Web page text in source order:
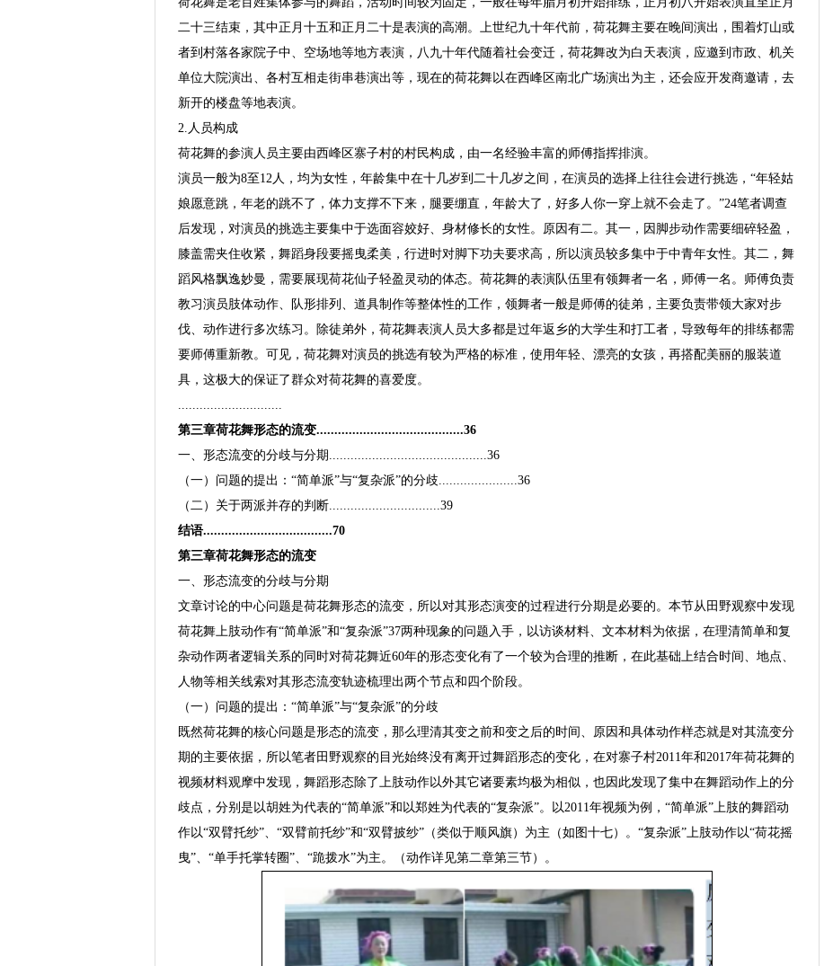
二十三结束，其中正月十五和正月二十是表演的高潮。上世纪九十年代前，荷花舞主要在晚间演出，围着灯山或
者到村落各家院子中、空场地等地方表演，八九十年代随着社会变迁，荷花舞改为白天表演，应邀到市政、机关
单位大院演出、各村互相走街串巷演出等，现在的荷花舞以在西峰区南北广场演出为主，还会应开发商邀请，去
新开的楼盘等地表演。
2.人员构成
荷花舞的参演人员主要由西峰区寨子村的村民构成，由一名经验丰富的师傅指挥排演。
演员一般为8至12人，均为女性，年龄集中在十几岁到二十几岁之间，在演员的选择上往往会进行挑选，“年轻姑
娘愿意跳，年老的跳不了，体力支撑不下来，腿要绷直，年龄大了，好多人你一穿上就不会走了。”24笔者调查
后发现，对演员的挑选主要集中于选面容姣好、身材修长的女性。原因有二。其一，因脚步动作需要细碎轻盈，
膝盖需夹住收紧，舞蹈身段要摇曳柔美，行进时对脚下功夫要求高，所以演员较多集中于中青年女性。其二，舞
蹈风格飘逸妙曼，需要展现荷花仙子轻盈灵动的体态。荷花舞的表演队伍里有领舞者一名，师傅一名。师傅负责
教习演员肢体动作、队形排列、道具制作等整体性的工作，领舞者一般是师傅的徒弟，主要负责带领大家对步
伐、动作进行多次练习。除徒弟外，荷花舞表演人员大多都是过年返乡的大学生和打工者，导致每年的排练都需
要师傅重新教。可见，荷花舞对演员的挑选有较为严格的标准，使用年轻、漂亮的女孩，再搭配美丽的服装道
具，这极大的保证了群众对荷花舞的喜爱度。
.............................
第三章荷花舞形态的流变.........................................36
一、形态流变的分歧与分期............................................36
（一）问题的提出：“简单派”与“复杂派”的分歧......................36
（二）关于两派并存的判断...............................39
结语....................................70
第三章荷花舞形态的流变
一、形态流变的分歧与分期
文章讨论的中心问题是荷花舞形态的流变，所以对其形态演变的过程进行分期是必要的。本节从田野观察中发现
荷花舞上肢动作有“简单派”和“复杂派”37两种现象的问题入手，以访谈材料、文本材料为依据，在理清简单和复
杂动作两者逻辑关系的同时对荷花舞近60年的形态变化有了一个较为合理的推断，在此基础上结合时间、地点、
人物等相关线索对其形态流变轨迹梳理出两个节点和四个阶段。
（一）问题的提出：“简单派”与“复杂派”的分歧
既然荷花舞的核心问题是形态的流变，那么理清其变之前和变之后的时间、原因和具体动作样态就是对其流变分
期的主要依据，所以笔者田野观察的目光始终没有离开过舞蹈形态的变化，在对寨子村2011年和2017年荷花舞的
视频材料观摩中发现，舞蹈形态除了上肢动作以外其它诸要素均极为相似，也因此发现了集中在舞蹈动作上的分
歧点，分别是以胡姓为代表的“简单派”和以郑姓为代表的“复杂派”。以2011年视频为例，“简单派”上肢的舞蹈动
作以“双臂托纱”、“双臂前托纱”和“双臂披纱”（类似于顺风旗）为主（如图十七）。“复杂派”上肢动作以“荷花摇
曳”、“单手托掌转圈”、“跪拨水”为主。（动作详见第二章第三节）。